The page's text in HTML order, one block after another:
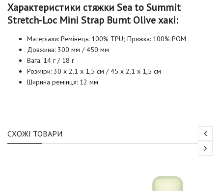
Характеристики стяжки Sea to Summit
Stretch-Loc Mini Strap Burnt Olive хакі:
Матеріали: Ремінець: 100% TPU; Пряжка: 100% POM
Довжина: 300 мм / 450 мм
Вага: 14 г / 18 г
Розміри: 30 x 2,1 x 1,5 см / 45 x 2,1 x 1,5 см
Ширина ремінця: 12 мм
СХОЖІ ТОВАРИ